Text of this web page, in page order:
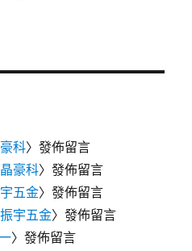
科〉發佈留言
豪科〉發佈留言
五金〉發佈留言
宇五金〉發佈留言
〉發佈留言